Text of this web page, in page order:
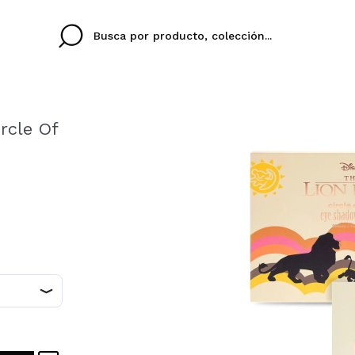
No tengo cuenta
Al crear una cuenta
rápidamente, revisar
IDIOMA ESPAÑOL ENGLISH
Of
Ines
colori